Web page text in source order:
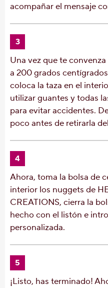
acompañar el mensaje
3
Una vez que te
a 200 grados
coloca la taza en el
utilizar guantes y todas
para evitar accidentes.
poco antes de retirarla
4
Ahora, toma la bolsa de
interior los nuggets de
CREATIONS, cierra la
hecho con el listón e
personalizada.
5
¡Listo, has terminado!